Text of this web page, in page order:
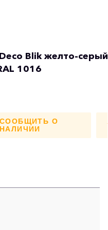
Blik желто-серый
1016
СООБЩИТЬ О
НАЛИЧИИ